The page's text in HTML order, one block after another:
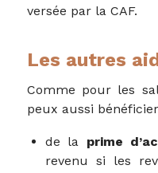
versée par la CAF.
Les autres
Comme pour les
peux aussi
de la prime
revenu si les